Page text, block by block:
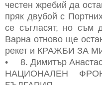
честен жребий да
пряк двубой с
се съгласят, но съм
Варна отново ще
рекет и КРАЖБИ ЗА
• 8. Димитър
НАЦИОНАЛЕН